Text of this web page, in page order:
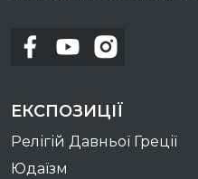
ЕКСПОЗИЦІЇ
Релігій Давньої Греції
Юдаїзм